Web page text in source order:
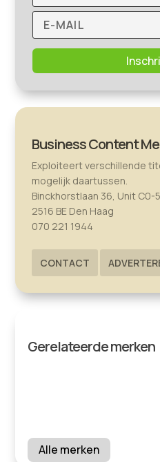
Business Content
Exploiteert verschillende
mogelijk daartussen.
Binckhorstlaan 36, Unit C0-
2516 BE Den Haag
070 221 1944
CONTACT
Gerelateerde merken
Alle merken